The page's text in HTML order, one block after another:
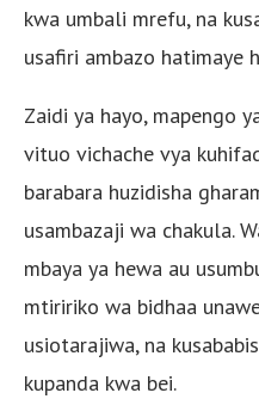
kwa umbali mrefu, na
usafiri ambazo hatimaye
Zaidi ya hayo, mapengo
vituo vichache vya
barabara huzidisha
usambazaji wa chakula.
mbaya ya hewa au
mtiririko wa bidhaa
usiotarajiwa, na
kupanda kwa bei.